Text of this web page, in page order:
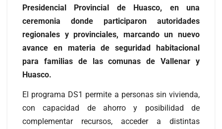
Presidencial Provincial de Huasco, en una
ceremonia donde participaron autoridades
regionales y provinciales, marcando un nuevo
avance en materia de seguridad habitacional
para familias de las comunas de Vallenar y
Huasco.
El programa DS1 permite a personas sin vivienda,
con capacidad de ahorro y posibilidad de
complementar recursos, acceder a distintas